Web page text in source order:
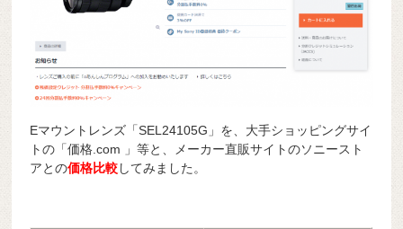
Eマウントレンズ「SEL24105G」を、大手ショッピングサイ
トの「価格.com 」等と、メーカー直販サイトのソニースト
アとの価格比較してみました。